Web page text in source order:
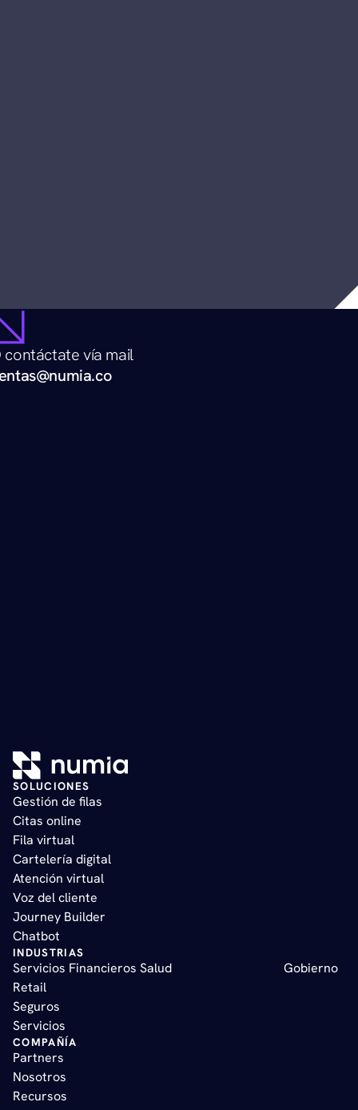
contáctate vía mail
SOLUCIONES
Gestión de filas
Citas online
Fila virtual
Cartelería digital
Atención virtual
Voz del cliente
Journey Builder
Chatbot
INDUSTRIAS
Servicios Financieros Salud
Retail
Seguros
Servicios
COMPAÑÍA
Partners
Nosotros
Recursos